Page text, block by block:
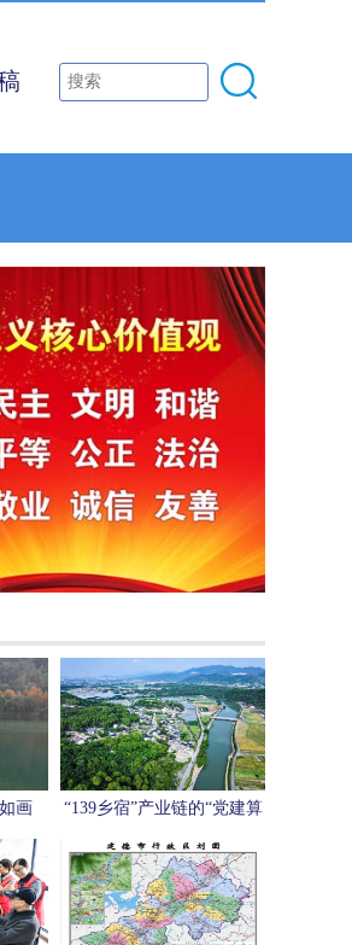
画
“139乡宿”产业链的“党建算
式”与“共富答案”